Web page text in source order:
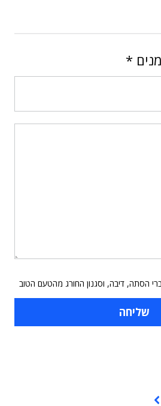
*
הסתה, דיבה, וסגנון החורג מהטעם הטוב